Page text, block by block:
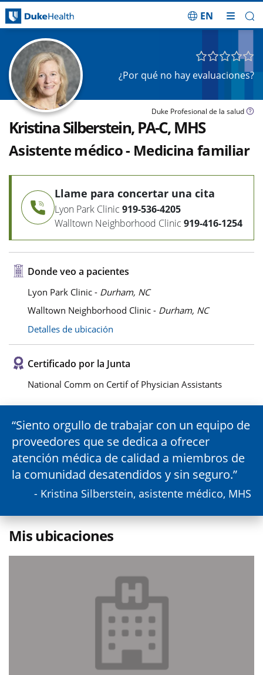
EN
¿Por qué no hay evaluaciones?
Duke Profesional de la salud
Kristina Silberstein, PA-C, MHS
Asistente médico - Medicina familiar
Llame para concertar una cita
Lyon Park Clinic 919-536-4205
Walltown Neighborhood Clinic 919-416-1254
Donde veo a pacientes
Lyon Park Clinic - Durham, NC
Walltown Neighborhood Clinic - Durham, NC
Detalles de ubicación
Certificado por la Junta
National Comm on Certif of Physician Assistants
Siento orgullo de trabajar con un equipo de
proveedores que se dedica a ofrecer
atención médica de calidad a miembros de
la comunidad desatendidos y sin seguro.
- Kristina Silberstein, asistente médico, MHS
Mis ubicaciones